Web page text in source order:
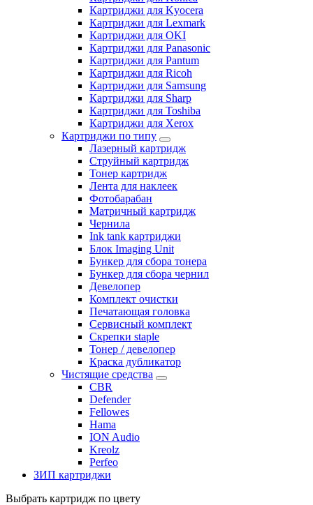
Картриджи для Kyocera
Картриджи для Lexmark
Картриджи для OKI
Картриджи для Panasonic
Картриджи для Pantum
Картриджи для Ricoh
Картриджи для Samsung
Картриджи для Sharp
Картриджи для Toshiba
Картриджи для Xerox
Картриджи по типу
Лазерный картридж
Струйный картридж
Тонер картридж
Лента для наклеек
Фотобарабан
Матричный картридж
Чернила
Ink tank картриджи
Блок Imaging Unit
Бункер для сбора тонера
Бункер для сбора чернил
Девелопер
Комплект очистки
Печатающая головка
Сервисный комплект
Скрепки staple
Тонер / девелопер
Краска дубликатор
Чистящие средства
CBR
Defender
Fellowes
Hama
ION Audio
Kreolz
Perfeo
ЗИП картриджи
Выбрать картридж по цвету